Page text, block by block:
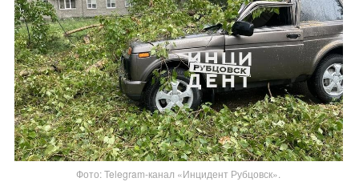
Фото: Telegram-канал «Инцидент Рубцовск».